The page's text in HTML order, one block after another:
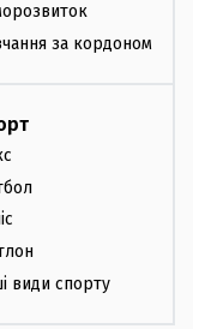
за кордоном
види спорту